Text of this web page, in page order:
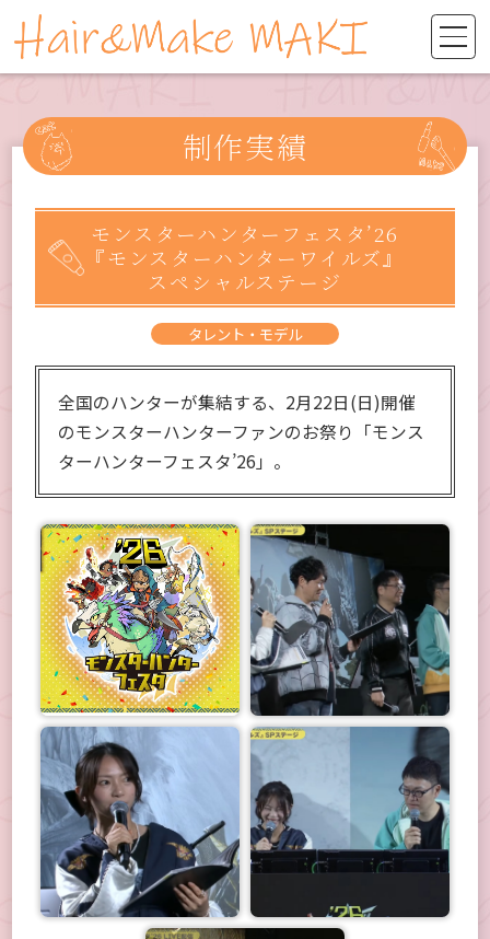
制作実績
モンスターハンターフェスタ’26
『モンスターハンターワイルズ』
スペシャルステージ
タレント・モデル
全国のハンターが集結する、2月22日(日)開催
のモンスターハンターファンのお祭り「モンス
ターハンターフェスタ’26」。